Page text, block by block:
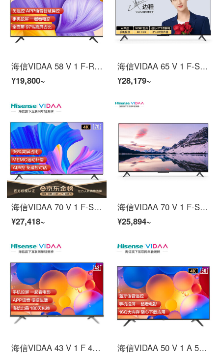
海信VIDAA 58 V 1 F-R 58インチ4 K超高精細、全面的にテレビの知恵画面HDR教育テレビ55インテリジェント音声液晶パネルテレビ
¥19,800~
海信VIDAA 65 V 1 F-S 65インチ超薄型インテリジェントスクリーンテレビ4 K超高清2+16 G教育テレビ人工知能遠場音声液晶パネルテレビ
¥28,179~
海信VIDAA 70 V 1 F-S 70インチの知恵フルスクリーンテレビ4 K超高精細MEMCの手ぶれ防止遠野音声教育テレビ人工知能液晶パネルテレビ
¥27,418~
海信VIDAA 70 V 1 F-S 70インチ4 K超高精細フルスクリーンテレビ遠距離音声操作1.5 G+8 G教育テレビ人工知能音声液晶パネルテレビ
¥25,894~
海信VIDAA 43 V 1 F 43インチフルハイビジョン、海信スマートスクリーンAPP音声リモコン1+8 G教育テレビスマート液晶タブレットテレビ
海信VIDAA 50 V 1 A 50インチ4 Kスーパーハイビジョン海信テレビ1.5 G+16 G HDRスマートスクリーン教育テレビ人工知能音声ネットワーク液晶パネルテレビ